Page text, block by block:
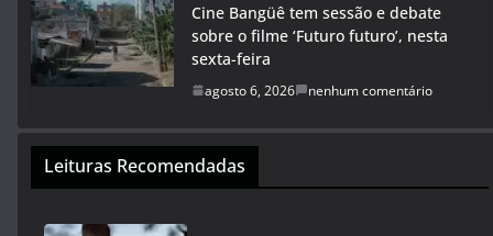
Cine Bangüê tem sessão e debate
sobre o filme ‘Futuro futuro’, nesta
sexta-feira
agosto 6, 2026 nenhum comentário
Leituras Recomendadas